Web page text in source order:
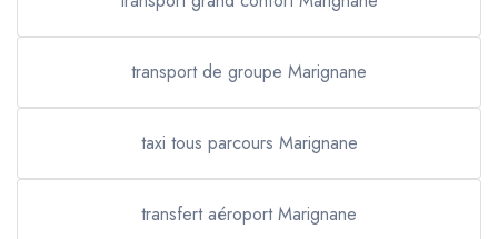
transport de groupe Marignane
taxi tous parcours Marignane
transfert aéroport Marignane